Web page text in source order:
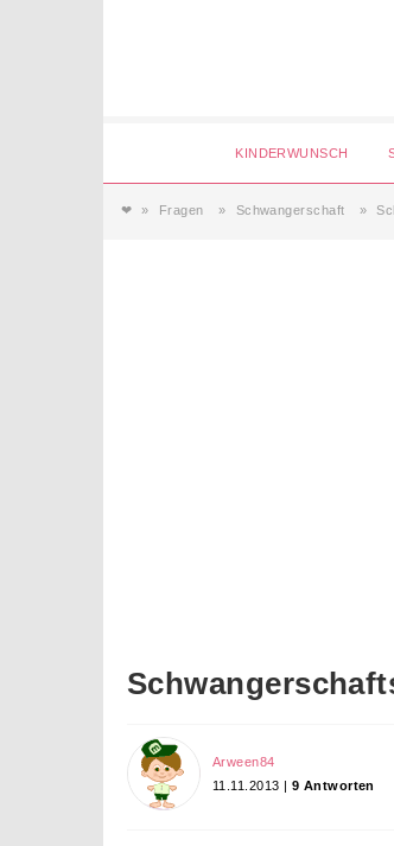
KINDERWUNSCH
❤ Fragen Schwangerschaft
Arween84
11.11.2013 | 9 Antworten